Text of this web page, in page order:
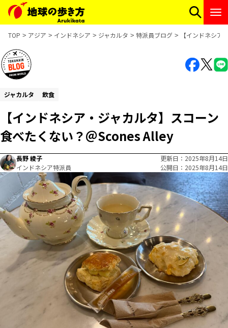
TOP アジア インドネシア ジャカルタ 特派員ブログ 【インドネシア
ジャカルタ 飲食
【インドネシア・ジャカルタ】スコーン
食べたくない？＠Scones Alley
長野 綾子
インドネシア特派員
更新日
2025年8月14日
公開日
2025年8月14日